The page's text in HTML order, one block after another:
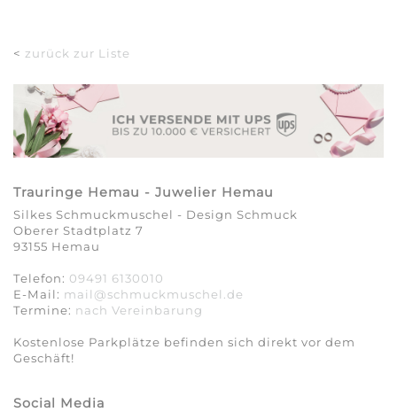
< zurück zur Liste
Trauringe Hemau - Juwelier Hemau
Silkes Schmuckmuschel - Design Schmuck
Oberer Stadtplatz 7
93155 Hemau
Telefon: 09491 6130010
E-Mail: mail@schmuckmuschel.de
Termine: nach Vereinbarung​​​​​​​
Kostenlose Parkplätze befinden sich direkt vor dem
Geschäft!
Social Media